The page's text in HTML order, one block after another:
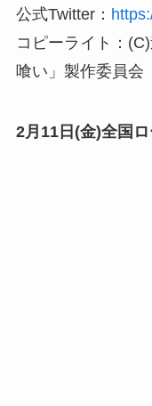
公式Twitter：
コピーライト：
喰い」製作委員会
2月11日(金)全国ロ